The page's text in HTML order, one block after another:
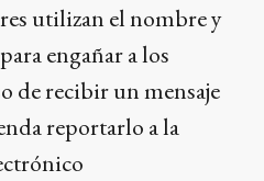
utilizan el nombre y
engañar a los
de recibir un mensaje
reportarlo a la